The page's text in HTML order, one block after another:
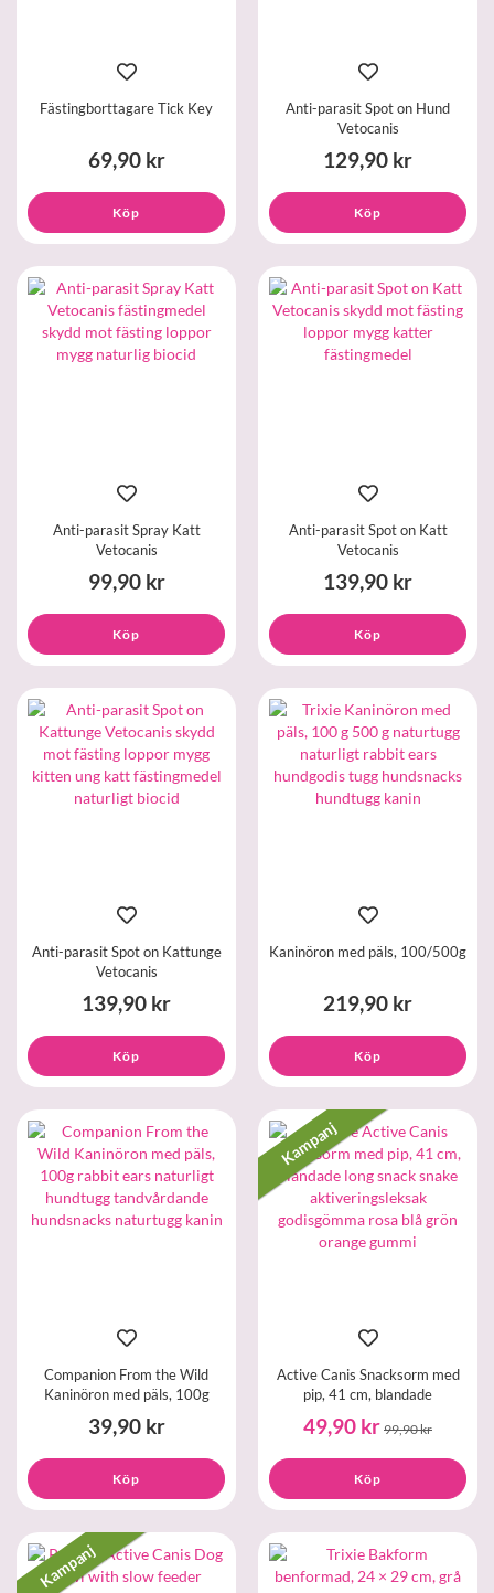
Fästingborttagare Tick Key
69,90 kr
Köp
Anti-parasit Spot on Hund
Vetocanis
129,90 kr
Köp
Anti-parasit Spray Katt
Vetocanis
99,90 kr
Köp
Anti-parasit Spot on Katt
Vetocanis
139,90 kr
Köp
Anti-parasit Spot on Kattunge
Vetocanis
139,90 kr
Köp
Kaninöron med päls, 100/500g
219,90 kr
Köp
Companion From the Wild
Kaninöron med päls, 100g
39,90 kr
Köp
Kampanj
Active Canis Snacksorm med
pip, 41 cm, blandade
49,90 kr 99,90 kr
Köp
Kampanj